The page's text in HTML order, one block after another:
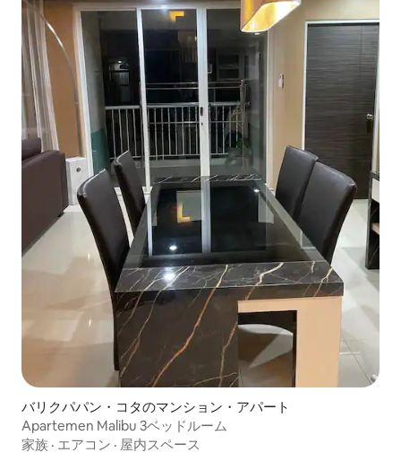
バリクパパン・コタのマンション・アパート
Apartemen Malibu 3ベッドルーム
家族 · エアコン · 屋内スペース